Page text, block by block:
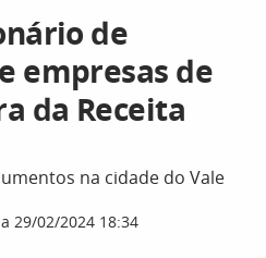
de
empresas de
da Receita
na cidade do Vale
29/02/2024 18:34